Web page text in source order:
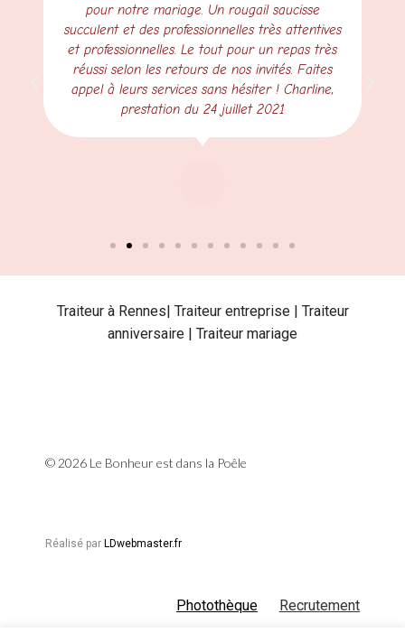
pour notre mariage. Un rougail saucisse
succulent et des professionnelles très attentives
et professionnelles. Le tout pour un repas très
réussi selon les retours de nos invités. Faites
appel à leurs services sans hésiter ! Charline,
prestation du 24 juillet 2021
Traiteur à Rennes| Traiteur entreprise | Traiteur
anniversaire | Traiteur mariage
© 2026 Le Bonheur est dans la Poêle
Réalisé par LDwebmaster.fr
Photothèque Recrutement